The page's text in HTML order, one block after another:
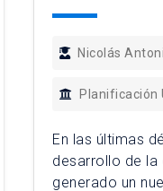
Nicolás
Planificación
En las últimas
desarrollo de
generado un